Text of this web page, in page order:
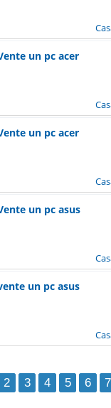
un pc acer
un pc acer
un pc asus
un pc asus
2 3 4 5 6 7